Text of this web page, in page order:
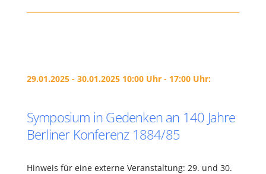
29.01.2025 - 30.01.2025 10:00 Uhr - 17:00 Uhr:
Symposium in Gedenken an 140 Jahre
Berliner Konferenz 1884/85
Hinweis für eine externe Veranstaltung: 29. und 30.